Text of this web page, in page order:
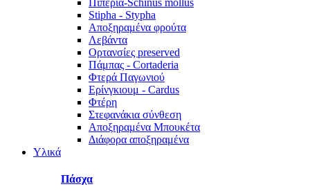
Πιπέρια-Schinus mollus
Stipha - Stypha
Αποξηραμένα φρούτα
Λεβάντα
Ορτανσίες preserved
Πάμπας - Cortaderia
Φτερά Παγωνιού
Ερίνγκιουμ - Cardus
Φτέρη
Στεφανάκια σύνθεση
Αποξηραμένα Μπουκέτα
Διάφορα αποξηραμένα
Υλικά
Πάσχα